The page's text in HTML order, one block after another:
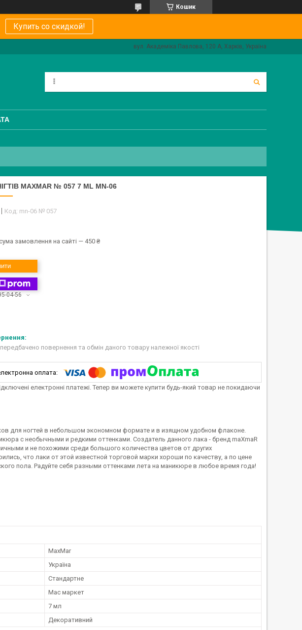
Кошик
Купить со скидкой!
вул. Академіка Павлова, 120 А, Харків, Україна
MAXMAR № 057 7 ML MN-06
Код: mn-06 № 057
замовлення на сайті — 450 ₴
04-56
повернення та обмін даного товару належної якості
електронні платежі. Тепер ви можете купити будь-який товар не покидаючи
для ногтей в небольшом экономном формате и в изящном удобном флаконе.
с необычными и редкими оттенками. Создатель данного лака - бренд maXmaR
и не похожими среди большого количества цветов от других
что лаки от этой известной торговой марки хороши по качеству, а по цене
пола. Радуйте себя разными оттенками лета на маникюре в любое время года!
MaxMar
Україна
Стандартне
Мас маркет
7 мл
Декоративний